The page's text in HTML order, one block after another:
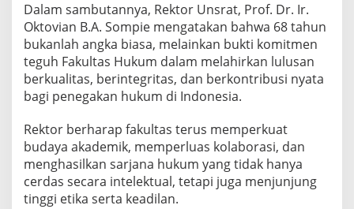
Dalam sambutannya, Rektor Unsrat, Prof. Dr. Ir.
Oktovian B.A. Sompie mengatakan bahwa 68 tahun
bukanlah angka biasa, melainkan bukti komitmen
teguh Fakultas Hukum dalam melahirkan lulusan
berkualitas, berintegritas, dan berkontribusi nyata
bagi penegakan hukum di Indonesia.
Rektor berharap fakultas terus memperkuat
budaya akademik, memperluas kolaborasi, dan
menghasilkan sarjana hukum yang tidak hanya
cerdas secara intelektual, tetapi juga menjunjung
tinggi etika serta keadilan.